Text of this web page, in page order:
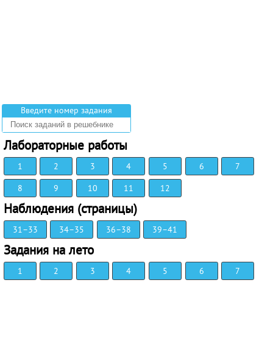
Введите номер задания
Лабораторные работы
1 2 3 4 5 6
7
8
9 10 11 12
Наблюдения (страницы)
31–33 34–35 36–38 39–41
Задания на лето
1 2 3 4 5 6 7